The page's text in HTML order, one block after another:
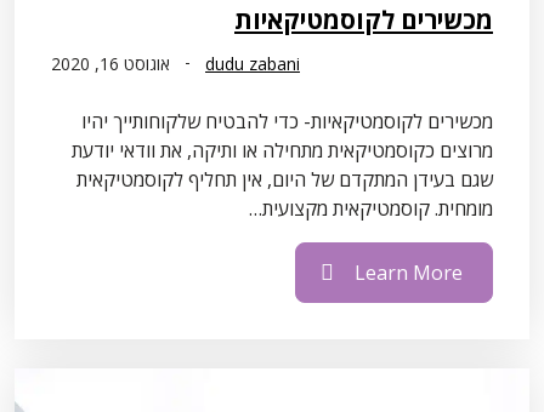
מכשירים לקוסמטיקאיות
אוגוסט 16, 2020 dudu zabani
מכשירים לקוסמטיקאיות- כדי להבטיח שלקוחותייך יהיו
מרוצים כקוסמטיקאית מתחילה או ותיקה, את וודאי יודעת
שגם בעידן המתקדם של היום, אין תחליף לקוסמטיקאית
מומחית. קוסמטיקאית מקצועית…
Learn More